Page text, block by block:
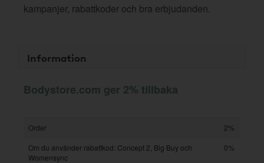
kampanjer, rabattkoder och bra erbjudanden.
Information
Bodystore.com ger 2% tillbaka
Order
2%
Om du använder rabattkod: Concept 2, Big Buy och
Womensync
0%